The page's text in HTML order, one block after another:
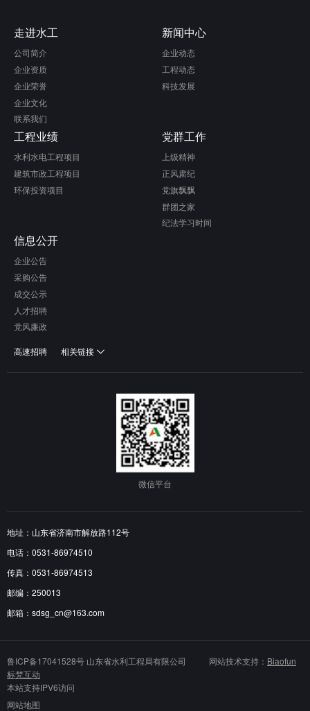
走进水工
公司简介
企业资质
企业荣誉
企业文化
联系我们
新闻中心
企业动态
工程动态
科技发展
工程业绩
水利水电工程项目
建筑市政工程项目
环保投资项目
党群工作
上级精神
正风肃纪
党旗飘飘
群团之家
纪法学习时间
信息公开
企业公告
采购公告
成交公示
人才招聘
党风廉政
高速招聘 相关链接
微信平台
地址：山东省济南市解放路112号
电话：0531-86974510
传真：0531-86974513
邮编：250013
邮箱：sdsg_cn@163.com
鲁ICP备17041528号 山东省水利工程局有限公司 网站技术支持： Biaofun
标梵互动
本站支持IPV6访问
网站地图